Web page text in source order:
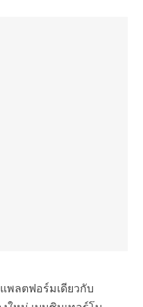
พลตฟอร์มเดียวกับ